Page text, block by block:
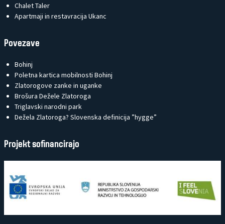
Chalet Taler
Apartmaji in restavracija Ukanc
Povezave
Bohinj
Poletna kartica mobilnosti Bohinj
Zlatorogove zanke in uganke
Brošura Dežele Zlatoroga
Triglavski narodni park
Dežela Zlatoroga? Slovenska definicija ”hygge”
Projekt sofinancirajo